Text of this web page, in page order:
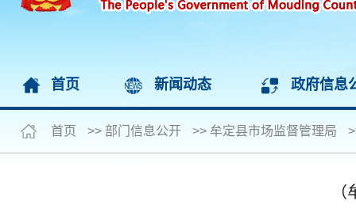
首页 新闻动态 政府信息
首页 >> 部门信息公开 >> 牟定县市场监督管理局